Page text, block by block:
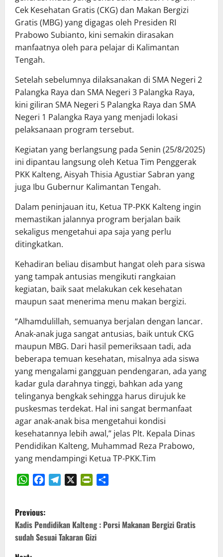
Cek Kesehatan Gratis (CKG) dan Makan Bergizi
Gratis (MBG) yang digagas oleh Presiden RI
Prabowo Subianto, kini semakin dirasakan
manfaatnya oleh para pelajar di Kalimantan
Tengah.
‎Setelah sebelumnya dilaksanakan di SMA Negeri 2
Palangka Raya dan SMA Negeri 3 Palangka Raya,
kini giliran SMA Negeri 5 Palangka Raya dan SMA
Negeri 1 Palangka Raya yang menjadi lokasi
pelaksanaan program tersebut.
Kegiatan yang berlangsung pada Senin (25/8/2025)
ini dipantau langsung oleh Ketua Tim Penggerak
PKK Kalteng, Aisyah Thisia Agustiar Sabran yang
juga Ibu Gubernur Kalimantan Tengah.
‎‎Dalam peninjauan itu, Ketua TP-PKK Kalteng ingin
memastikan jalannya program berjalan baik
sekaligus mengetahui apa saja yang perlu
ditingkatkan.
Kehadiran beliau disambut hangat oleh para siswa
yang tampak antusias mengikuti rangkaian
kegiatan, baik saat melakukan cek kesehatan
maupun saat menerima menu makan bergizi.
‎‎“Alhamdulillah, semuanya berjalan dengan lancar.
Anak-anak juga sangat antusias, baik untuk CKG
maupun MBG. Dari hasil pemeriksaan tadi, ada
beberapa temuan kesehatan, misalnya ada siswa
yang mengalami gangguan pendengaran, ada yang
kadar gula darahnya tinggi, bahkan ada yang
telinganya bengkak sehingga harus dirujuk ke
puskesmas terdekat. Hal ini sangat bermanfaat
agar anak-anak bisa mengetahui kondisi
kesehatannya lebih awal,” jelas Plt. Kepala Dinas
Pendidikan Kalteng, Muhammad Reza Prabowo,
yang mendampingi Ketua TP-PKK.Tim
P
o
s
Previous:
Kadis Pendidikan Kalteng : Porsi Makanan Bergizi Gratis
sudah Sesuai Takaran Gizi